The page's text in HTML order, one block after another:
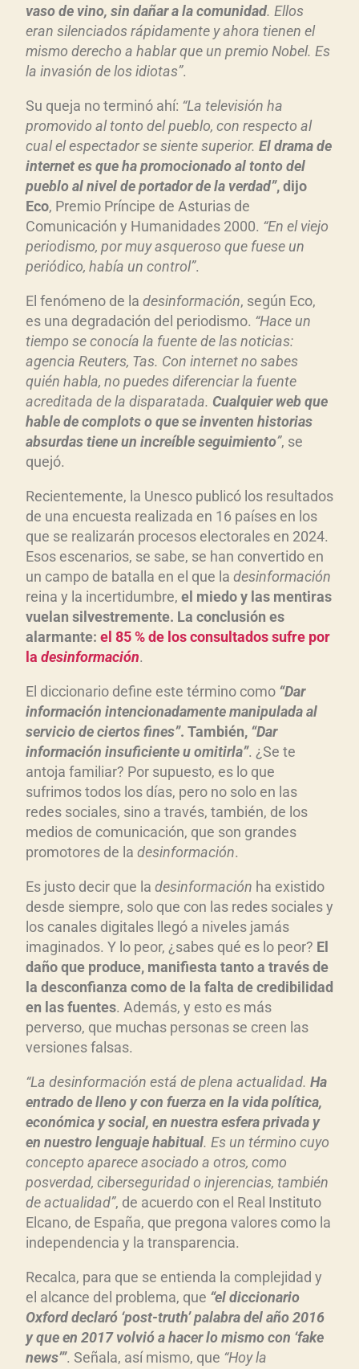
vaso de vino, sin dañar a la comunidad. Ellos
eran silenciados rápidamente y ahora tienen el
mismo derecho a hablar que un premio Nobel. Es
la invasión de los idiotas”.
Su queja no terminó ahí: “La televisión ha
promovido al tonto del pueblo, con respecto al
cual el espectador se siente superior. El drama de
internet es que ha promocionado al tonto del
pueblo al nivel de portador de la verdad”, dijo
Eco, Premio Príncipe de Asturias de
Comunicación y Humanidades 2000. “En el viejo
periodismo, por muy asqueroso que fuese un
periódico, había un control”.
El fenómeno de la desinformación, según Eco,
es una degradación del periodismo. “Hace un
tiempo se conocía la fuente de las noticias:
agencia Reuters, Tas. Con internet no sabes
quién habla, no puedes diferenciar la fuente
acreditada de la disparatada. Cualquier web que
hable de complots o que se inventen historias
absurdas tiene un increíble seguimiento”, se
quejó.
Recientemente, la Unesco publicó los resultados
de una encuesta realizada en 16 países en los
que se realizarán procesos electorales en 2024.
Esos escenarios, se sabe, se han convertido en
un campo de batalla en el que la desinformación
reina y la incertidumbre, el miedo y las mentiras
vuelan silvestremente. La conclusión es
alarmante: el 85 % de los consultados sufre por
la desinformación.
El diccionario define este término como “Dar
información intencionadamente manipulada al
servicio de ciertos fines”. También, “Dar
información insuficiente u omitirla”. ¿Se te
antoja familiar? Por supuesto, es lo que
sufrimos todos los días, pero no solo en las
redes sociales, sino a través, también, de los
medios de comunicación, que son grandes
promotores de la desinformación.
Es justo decir que la desinformación ha existido
desde siempre, solo que con las redes sociales y
los canales digitales llegó a niveles jamás
imaginados. Y lo peor, ¿sabes qué es lo peor? El
daño que produce, manifiesta tanto a través de
la desconfianza como de la falta de credibilidad
en las fuentes. Además, y esto es más
perverso, que muchas personas se creen las
versiones falsas.
“La desinformación está de plena actualidad. Ha
entrado de lleno y con fuerza en la vida política,
económica y social, en nuestra esfera privada y
en nuestro lenguaje habitual. Es un término cuyo
concepto aparece asociado a otros, como
posverdad, ciberseguridad o injerencias, también
de actualidad”, de acuerdo con el Real Instituto
Elcano, de España, que pregona valores como la
independencia y la transparencia.
Recalca, para que se entienda la complejidad y
el alcance del problema, que “el diccionario
Oxford declaró ‘post-truth’ palabra del año 2016
y que en 2017 volvió a hacer lo mismo con ‘fake
news’”. Señala, así mismo, que “Hoy la